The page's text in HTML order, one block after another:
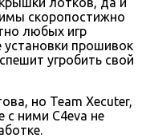
скоропостижно
любых игр
установки прошивок
угробить свой
но Team Xecuter,
с ними C4eva не